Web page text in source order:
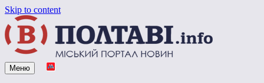
Skip to content
Vpoltave.info
Полтавський портал новин
Меню